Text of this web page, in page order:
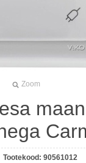
Zoom
Tootekood: 90561012